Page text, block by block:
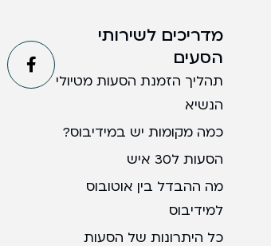
מדריכים לשירותי
הסעים
תהליך הזמנת הסעות מטיולי
הנשיא
כמה מקומות יש במידיבוס?
הסעות ל30 איש
מה ההבדל בין אוטובוס
למידיבוס
כל היתרונות של הסעות